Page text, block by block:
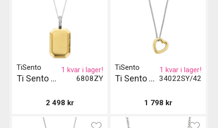
6808ZY
TiSento
Ti Sento Milano Pendant
1 kvar i lager!
2 498 kr
34022SY/42
TiSento
Ti Sento Milano Halsband
1 kvar i lager!
1 798 kr